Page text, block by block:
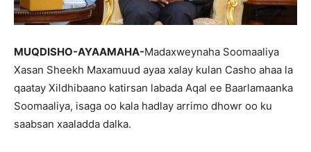
MUQDISHO-AYAAMAHA-Madaxweynaha Soomaaliya
Xasan Sheekh Maxamuud ayaa xalay kulan Casho ahaa la
qaatay Xildhibaano katirsan labada Aqal ee Baarlamaanka
Soomaaliya, isaga oo kala hadlay arrimo dhowr oo ku
saabsan xaaladda dalka.